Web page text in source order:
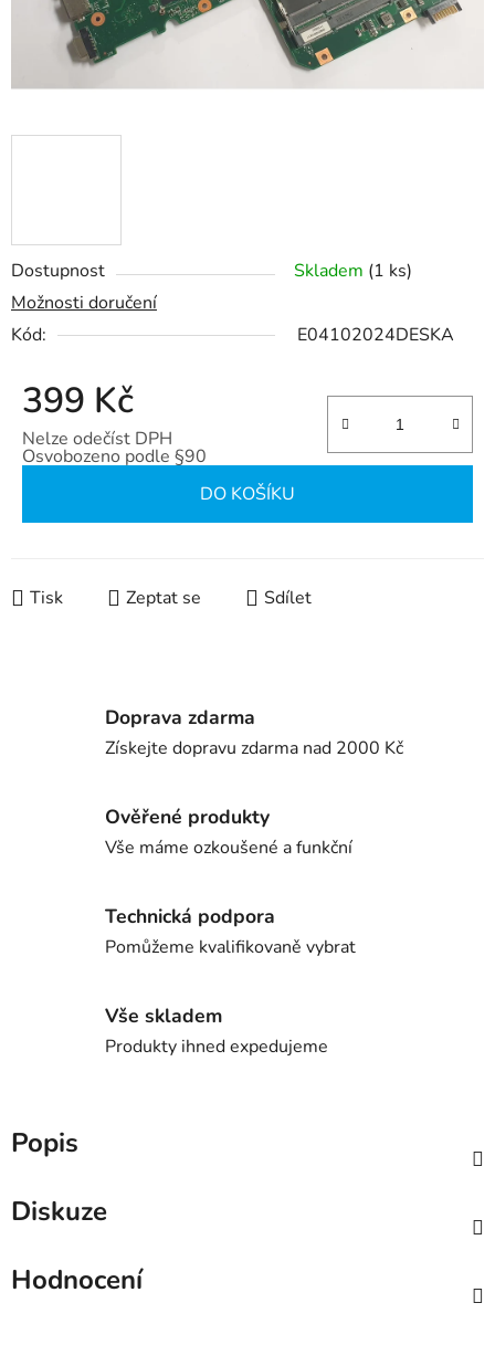
Dostupnost Skladem (1 ks)
Možnosti doručení
Kód:
E04102024DESKA
399 Kč
Nelze odečíst DPH
Osvobozeno podle §90
DO KOŠÍKU
Tisk Zeptat se Sdílet
Doprava zdarma
Získejte dopravu zdarma nad 2000 Kč
Ověřené produkty
Vše máme ozkoušené a funkční
Technická podpora
Pomůžeme kvalifikovaně vybrat
Vše skladem
Produkty ihned expedujeme
Popis
Diskuze
Hodnocení